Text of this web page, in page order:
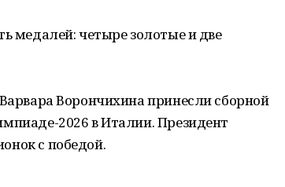
медалей: четыре золотые и две
Ворончихина принесли сборной
2026 в Италии. Президент
с победой.